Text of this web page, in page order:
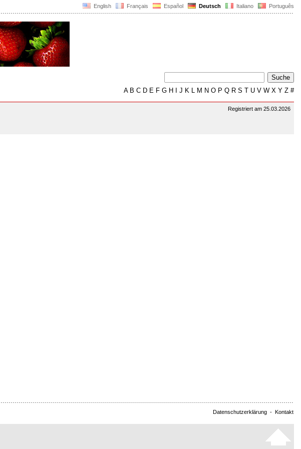
English Français Español Deutsch Italiano Português
AB C D E F G H J K L M N O P Q R S T U V W X Y Z #
Registriert am 25.03.2026
Datenschutzerklärung - Kontakt